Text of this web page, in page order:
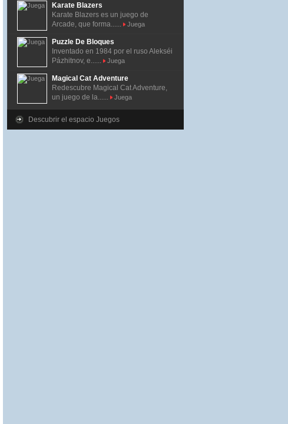
Karate Blazers
Karate Blazers es un juego de
Arcade, que forma......
Juega
Puzzle De Bloques
Inventado en 1984 por el ruso Alekséi
Pázhitnov, e......
Juega
Magical Cat Adventure
Redescubre Magical Cat Adventure,
un juego de la......
Juega
Descubrir el espacio Juegos